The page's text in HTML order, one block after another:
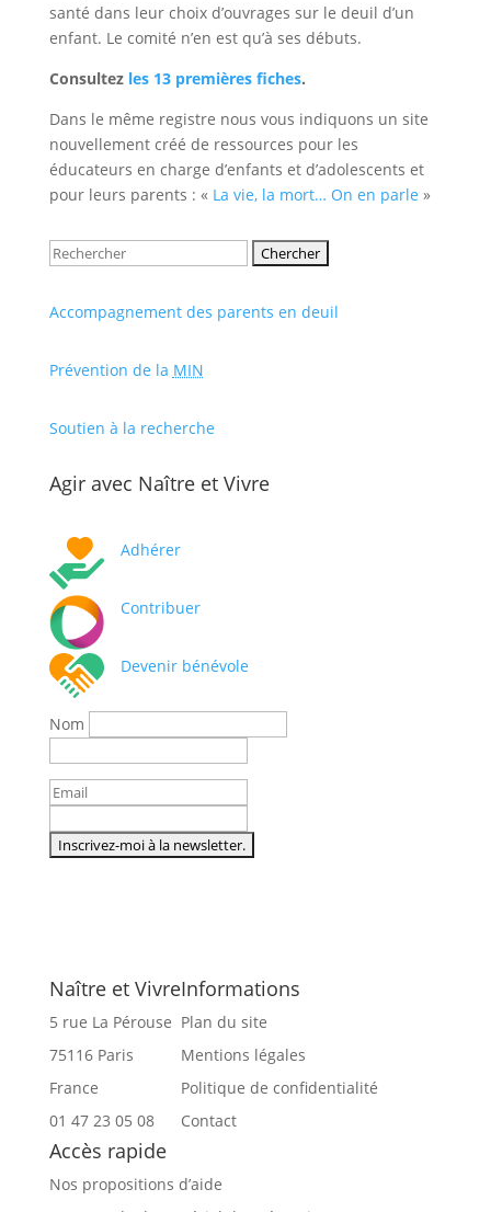
santé dans leur choix d’ouvrages sur le deuil d’un
enfant. Le comité n’en est qu’à ses débuts.
Consultez les 13 premières fiches.
Dans le même registre nous vous indiquons un site
nouvellement créé de ressources pour les
éducateurs en charge d’enfants et d’adolescents et
pour leurs parents : « La vie, la mort… On en parle »
Rechercher:
Accompagnement des parents en deuil
Prévention de la MIN
Soutien à la recherche
Agir avec Naître et Vivre
Adhérer
Contribuer
Devenir bénévole
Nom
Naître et Vivre
5 rue La Pérouse
75116 Paris
France
01 47 23 05 08
Informations
Plan du site
Mentions légales
Politique de confidentialité
Contact
Accès rapide
Nos propositions d’aide